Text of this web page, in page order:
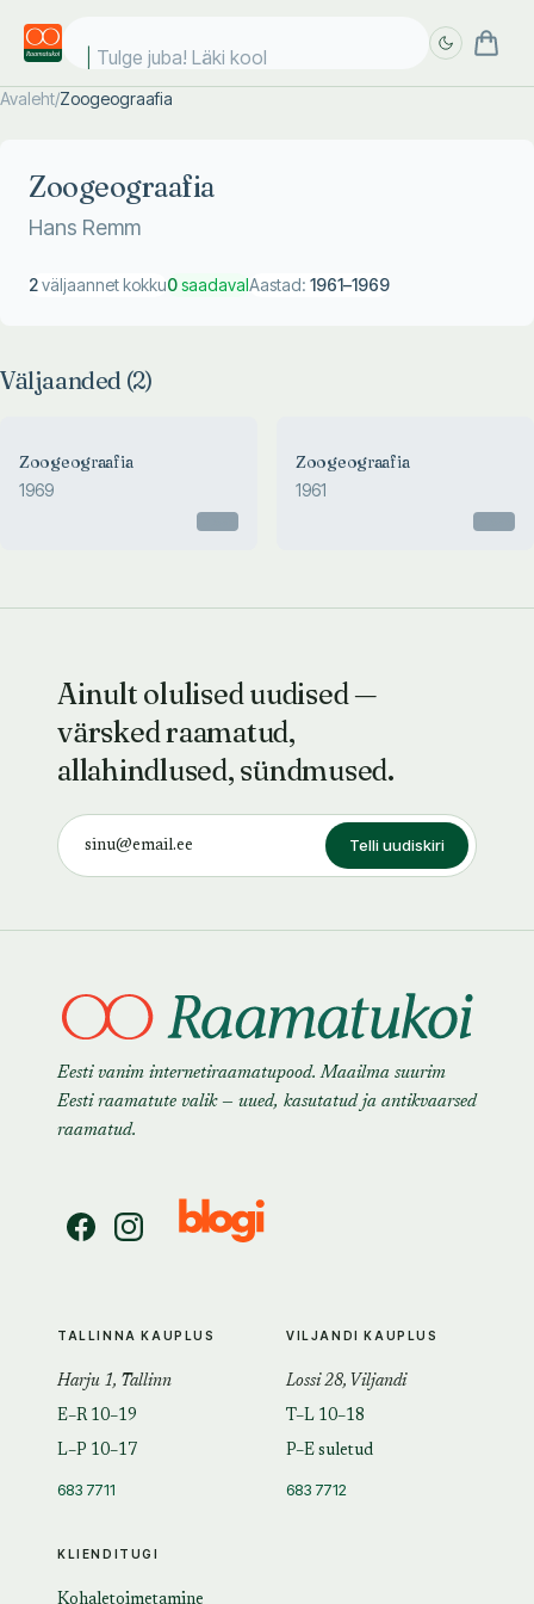
Tulge juba! Läki kooli
Avaleht/Zoogeograafia
Zoogeograafia
Hans Remm
2väljaannet kokku0saadavalAastad: 1961–1969
Väljaanded (2)
Zoogeograafia
1969
Zoogeograafia
1961
Ainult olulised uudised —
värsked raamatud,
allahindlused, sündmused.
Telli uudiskiri
Eesti vanim internetiraamatupood. Maailma suurim
Eesti raamatute valik — uued, kasutatud ja antikvaarsed
raamatud.
KLIENDITUGI
TALLINNA KAUPLUS
Harju 1, Tallinn
E–R 10–19
L–P 10–17
683 7711
VILJANDI KAUPLUS
Lossi 28, Viljandi
T–L 10–18
P–E suletud
683 7712